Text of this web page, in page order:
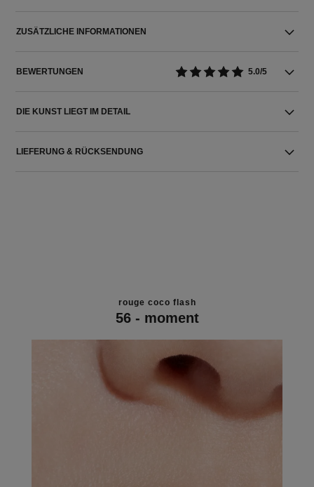
ZUSÄTZLICHE INFORMATIONEN
BEWERTUNGEN 5.0/5
DIE KUNST LIEGT IM DETAIL
LIEFERUNG & RÜCKSENDUNG
rouge coco flash
56 - moment